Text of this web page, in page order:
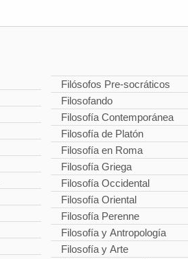
Filósofos Pre-socráticos
Filosofando
Filosofía Contemporánea
Filosofía de Platón
Filosofía en Roma
Filosofía Griega
Filosofía Occidental
Filosofía Oriental
Filosofía Perenne
Filosofía y Antropología
Filosofía y Arte